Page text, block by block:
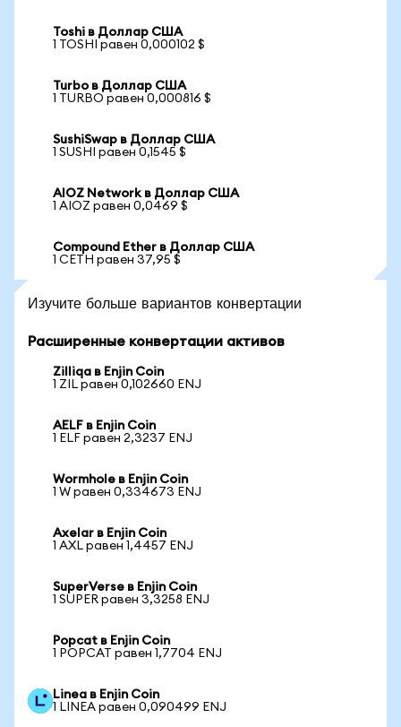
Toshi в Доллар США
1 TOSHI равен 0,000102 $
Turbo в Доллар США
1 TURBO равен 0,000816 $
SushiSwap в Доллар США
1 SUSHI равен 0,1545 $
AIOZ Network в Доллар США
1 AIOZ равен 0,0469 $
Compound Ether в Доллар США
1 CETH равен 37,95 $
Изучите больше вариантов конвертации
Расширенные конвертации активов
Zilliqa в Enjin Coin
1 ZIL равен 0,102660 ENJ
AELF в Enjin Coin
1 ELF равен 2,3237 ENJ
Wormhole в Enjin Coin
1 W равен 0,334673 ENJ
Axelar в Enjin Coin
1 AXL равен 1,4457 ENJ
SuperVerse в Enjin Coin
1 SUPER равен 3,3258 ENJ
Popcat в Enjin Coin
1 POPCAT равен 1,7704 ENJ
Linea в Enjin Coin
1 LINEA равен 0,090499 ENJ